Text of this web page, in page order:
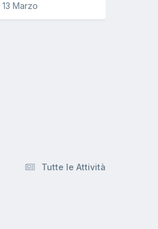
13 Marzo
Tutte le Attività